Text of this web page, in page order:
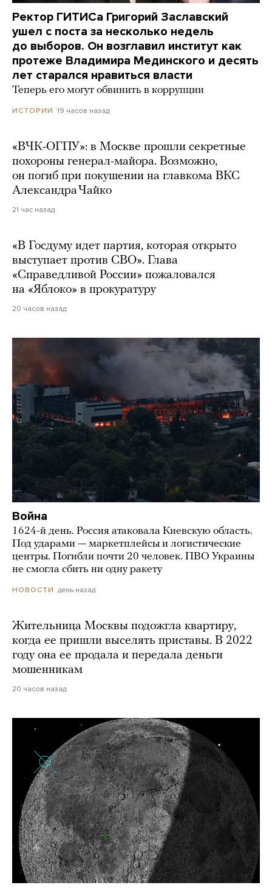
Ректор ГИТИСа Григорий Заславский
ушел с поста за несколько недель
до выборов. Он возглавил институт как
протеже Владимира Мединского и десять
лет старался нравиться власти
Теперь его могут обвинить в коррупции
ИСТОРИИ 19 часов назад
«ВЧК-ОГПУ»: в Москве прошли секретные
похороны генерал-майора. Возможно,
он погиб при покушении на главкома ВКС
Александра Чайко
21 час назад
«В Госдуму идет партия, которая открыто
выступает против СВО». Глава
«Справедливой России» пожаловался
на «Яблоко» в прокуратуру
20 часов назад
Война
1624-й день. Россия атаковала Киевскую область.
Под ударами — маркетплейсы и логистические
центры. Погибли почти 20 человек. ПВО Украины
не смогла сбить ни одну ракету
НОВОСТИ день назад
Жительница Москвы подожгла квартиру,
когда ее пришли выселять приставы. В 2022
году она ее продала и передала деньги
мошенникам
20 часов назад